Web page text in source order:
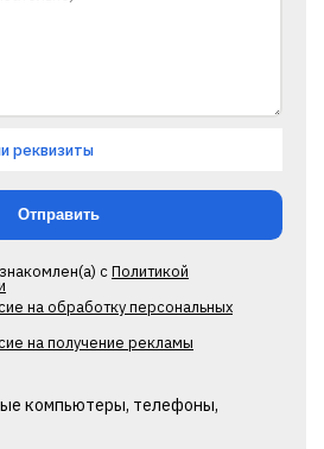
реквизиты
сПолитикой
на обработку персональных
на получение рекламы
компьютеры, телефоны,